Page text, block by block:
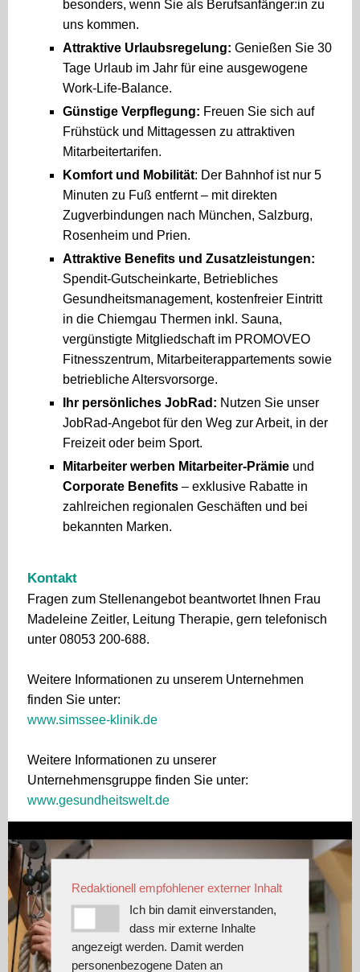
besonders, wenn Sie als Berufsanfänger:in zu
uns kommen.
Attraktive Urlaubsregelung: Genießen Sie 30
Tage Urlaub im Jahr für eine ausgewogene
Work-Life-Balance.
Günstige Verpflegung: Freuen Sie sich auf
Frühstück und Mittagessen zu attraktiven
Mitarbeitertarifen.
Komfort und Mobilität: Der Bahnhof ist nur 5
Minuten zu Fuß entfernt – mit direkten
Zugverbindungen nach München, Salzburg,
Rosenheim und Prien.
Attraktive Benefits und Zusatzleistungen:
Spendit-Gutscheinkarte, Betriebliches
Gesundheitsmanagement, kostenfreier Eintritt
in die Chiemgau Thermen inkl. Sauna,
vergünstigte Mitgliedschaft im PROMOVEO
Fitnesszentrum, Mitarbeiterappartements sowie
betriebliche Altersvorsorge.
Ihr persönliches JobRad: Nutzen Sie unser
JobRad-Angebot für den Weg zur Arbeit, in der
Freizeit oder beim Sport.
Mitarbeiter werben Mitarbeiter-Prämieund
Corporate Benefits– exklusive Rabatte in
zahlreichen regionalen Geschäften und bei
bekannten Marken.
Kontakt
Fragen zum Stellenangebot beantwortet Ihnen Frau
Madeleine Zeitler, Leitung Therapie, gern telefonisch
unter 08053 200-688.
Weitere Informationen zu unserem Unternehmen
finden Sie unter:
www.simssee-klinik.de
Weitere Informationen zu unserer
Unternehmensgruppe finden Sie unter:
www.gesundheitswelt.de
Redaktionell empfohlener externer Inhalt
Ich bin damit einverstanden,
dass mir externe Inhalte
angezeigt werden. Damit werden
personenbezogene Daten an